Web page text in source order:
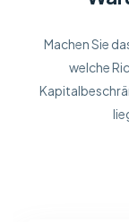
Machen Sie
welche